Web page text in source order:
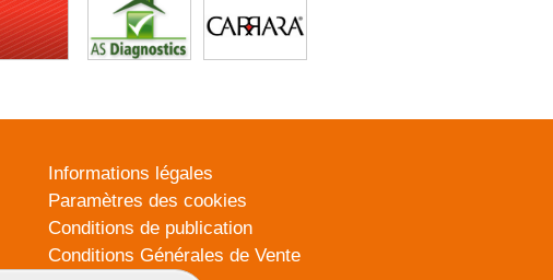
Informations légales
Paramètres des cookies
Conditions de publication
Conditions Générales de Vente